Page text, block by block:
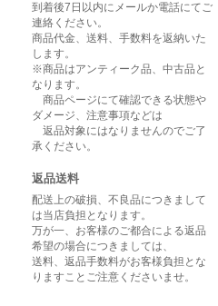
到着後7日以内にメールか電話にてご
連絡ください。
商品代金、送料、手数料を返納いた
します。
※商品はアンティーク品、中古品と
なります。
商品ページにて確認できる状態や
ダメージ、注意事項などは
返品対象にはなりませんのでご了
承ください。
返品送料
配送上の破損、不良品につきまして
は当店負担となります。
万が一、お客様のご都合による返品
希望の場合につきましては、
送料、返品手数料がお客様負担とな
りますことご注意くださいませ。